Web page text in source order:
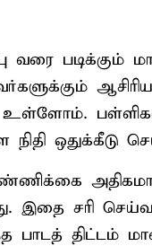
வரை படிக்கும்
ஒதுக்கீடு
இதை சரி
பாடத் திட்டம்